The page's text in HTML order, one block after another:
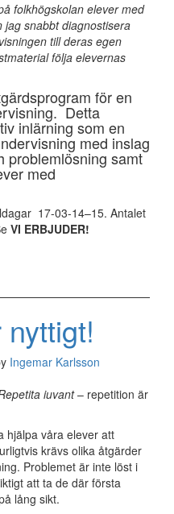
folkhögskolan elever med
jag snabbt diagnostisera
till deras egen
följa elevernas
för en
Detta
inlärning som en
med inslag
problemlösning samt
med
17-03-14–15. Antalet
VI ERBJUDER!
Ingemar Karlsson
iuvant– repetition är
hjälpa våra elever att
krävs olika åtgärder
Problemet är inte löst i
att ta de där första
lång sikt.